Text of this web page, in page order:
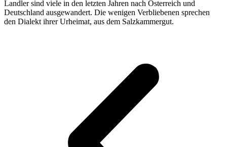
Landler sind viele in den letzten Jahren nach Österreich und
Deutschland ausgewandert. Die wenigen Verbliebenen sprechen
den Dialekt ihrer Urheimat, aus dem Salzkammergut.